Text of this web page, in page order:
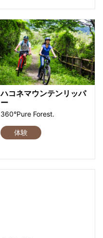
ハコネマウンテンリッパ
ー
360°Pure Forest.
体験